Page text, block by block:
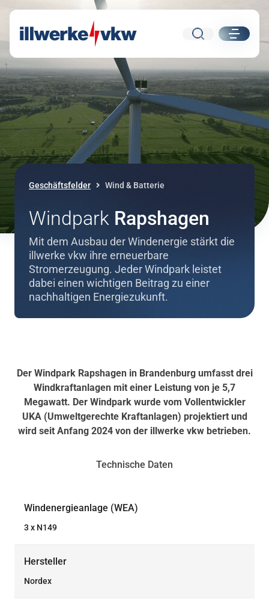
Direkt zum Inhalt
Direkt zur Navigation
Suche
Geschäftsfelder Wind & Batterie
Windpark Rapshagen
Mit dem Ausbau der Windenergie stärkt die
illwerke vkw ihre erneuerbare
Stromerzeugung. Jeder Windpark leistet
dabei einen wichtigen Beitrag zu einer
nachhaltigen Energiezukunft.
Der Windpark Rapshagen in Brandenburg umfasst drei
Windkraftanlagen mit einer Leistung von je 5,7
Megawatt. Der Windpark wurde vom Vollentwickler
UKA (Umweltgerechte Kraftanlagen) projektiert und
wird seit Anfang 2024 von der illwerke vkw betrieben.
Technische Daten
Windenergieanlage (WEA)
3 x N149
Hersteller
Nordex